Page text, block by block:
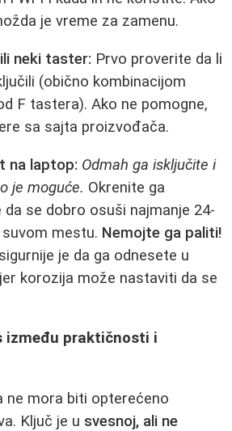
je vreme za zamenu.
neki taster: Prvo proverite da li
(obično kombinacijom
F tastera). Ako ne pomogne,
sa sajta proizvođača.
na laptop: Odmah ga isključite i
je moguće. Okrenite ga
se dobro osuši najmanje 24-
mestu. Nemojte ga paliti!
je da ga odnesete u
korozija može nastaviti da se
između praktičnosti i
ne mora biti opterećeno
Ključ je u svesnoj, ali ne